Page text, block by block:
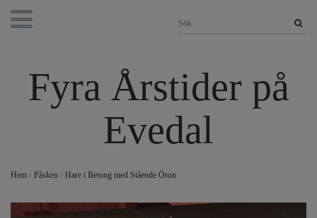
Fyra Årstider på
Evedal
Hem Påsken Hare i Betong med Stående Öron